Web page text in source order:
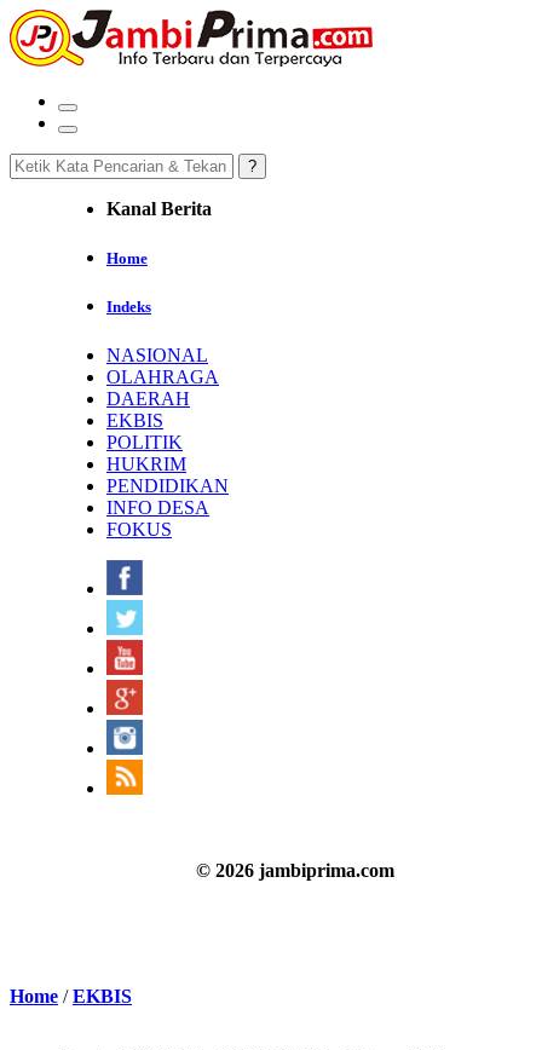
Kanal Berita
Home
Indeks
NASIONAL
OLAHRAGA
DAERAH
EKBIS
POLITIK
HUKRIM
PENDIDIKAN
INFO DESA
FOKUS
© 2026 jambiprima.com
Home /EKBIS